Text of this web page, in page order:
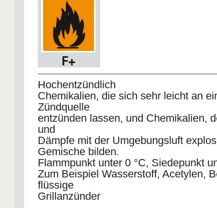
Hochentzündlich
Chemikalien, die sich sehr leicht an
Zündquelle
entzünden lassen, und Chemikalien,
und
Dämpfe mit der Umgebungsluft
Gemische bilden.
Flammpunkt unter 0 °C, Siedepunkt
Zum Beispiel Wasserstoff, Acetylen,
flüssige
Grillanzünder